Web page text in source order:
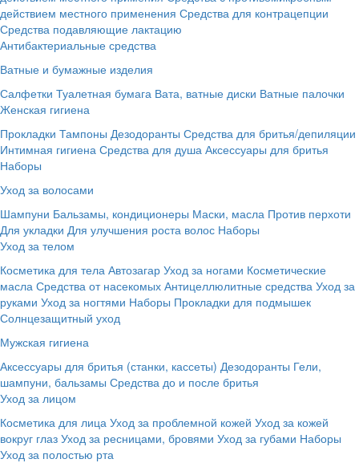
действием местного применения Средства для контрацепции
Средства подавляющие лактацию
Антибактериальные средства
Ватные и бумажные изделия
Салфетки Туалетная бумага Вата, ватные диски Ватные палочки
Женская гигиена
Прокладки Тампоны Дезодоранты Средства для бритья/депиляции
Интимная гигиена Средства для душа Аксессуары для бритья
Наборы
Уход за волосами
Шампуни Бальзамы, кондиционеры Маски, масла Против перхоти
Для укладки Для улучшения роста волос Наборы
Уход за телом
Косметика для тела Автозагар Уход за ногами Косметические
масла Средства от насекомых Антицеллюлитные средства Уход за
руками Уход за ногтями Наборы Прокладки для подмышек
Солнцезащитный уход
Мужская гигиена
Аксессуары для бритья (станки, кассеты) Дезодоранты Гели,
шампуни, бальзамы Средства до и после бритья
Уход за лицом
Косметика для лица Уход за проблемной кожей Уход за кожей
вокруг глаз Уход за ресницами, бровями Уход за губами Наборы
Уход за полостью рта